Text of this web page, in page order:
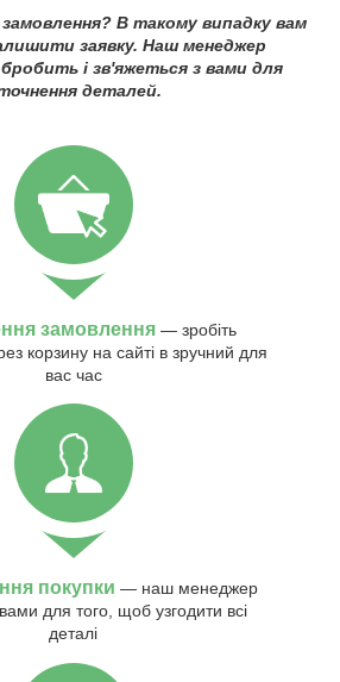
В такому випадку вам
заявку. Наш менеджер
і зв'яжеться з вами для
деталей.
замовлення — зробіть
корзину на сайті в зручний для
вас час
покупки — наш менеджер
для того, щоб узгодити всі
деталі